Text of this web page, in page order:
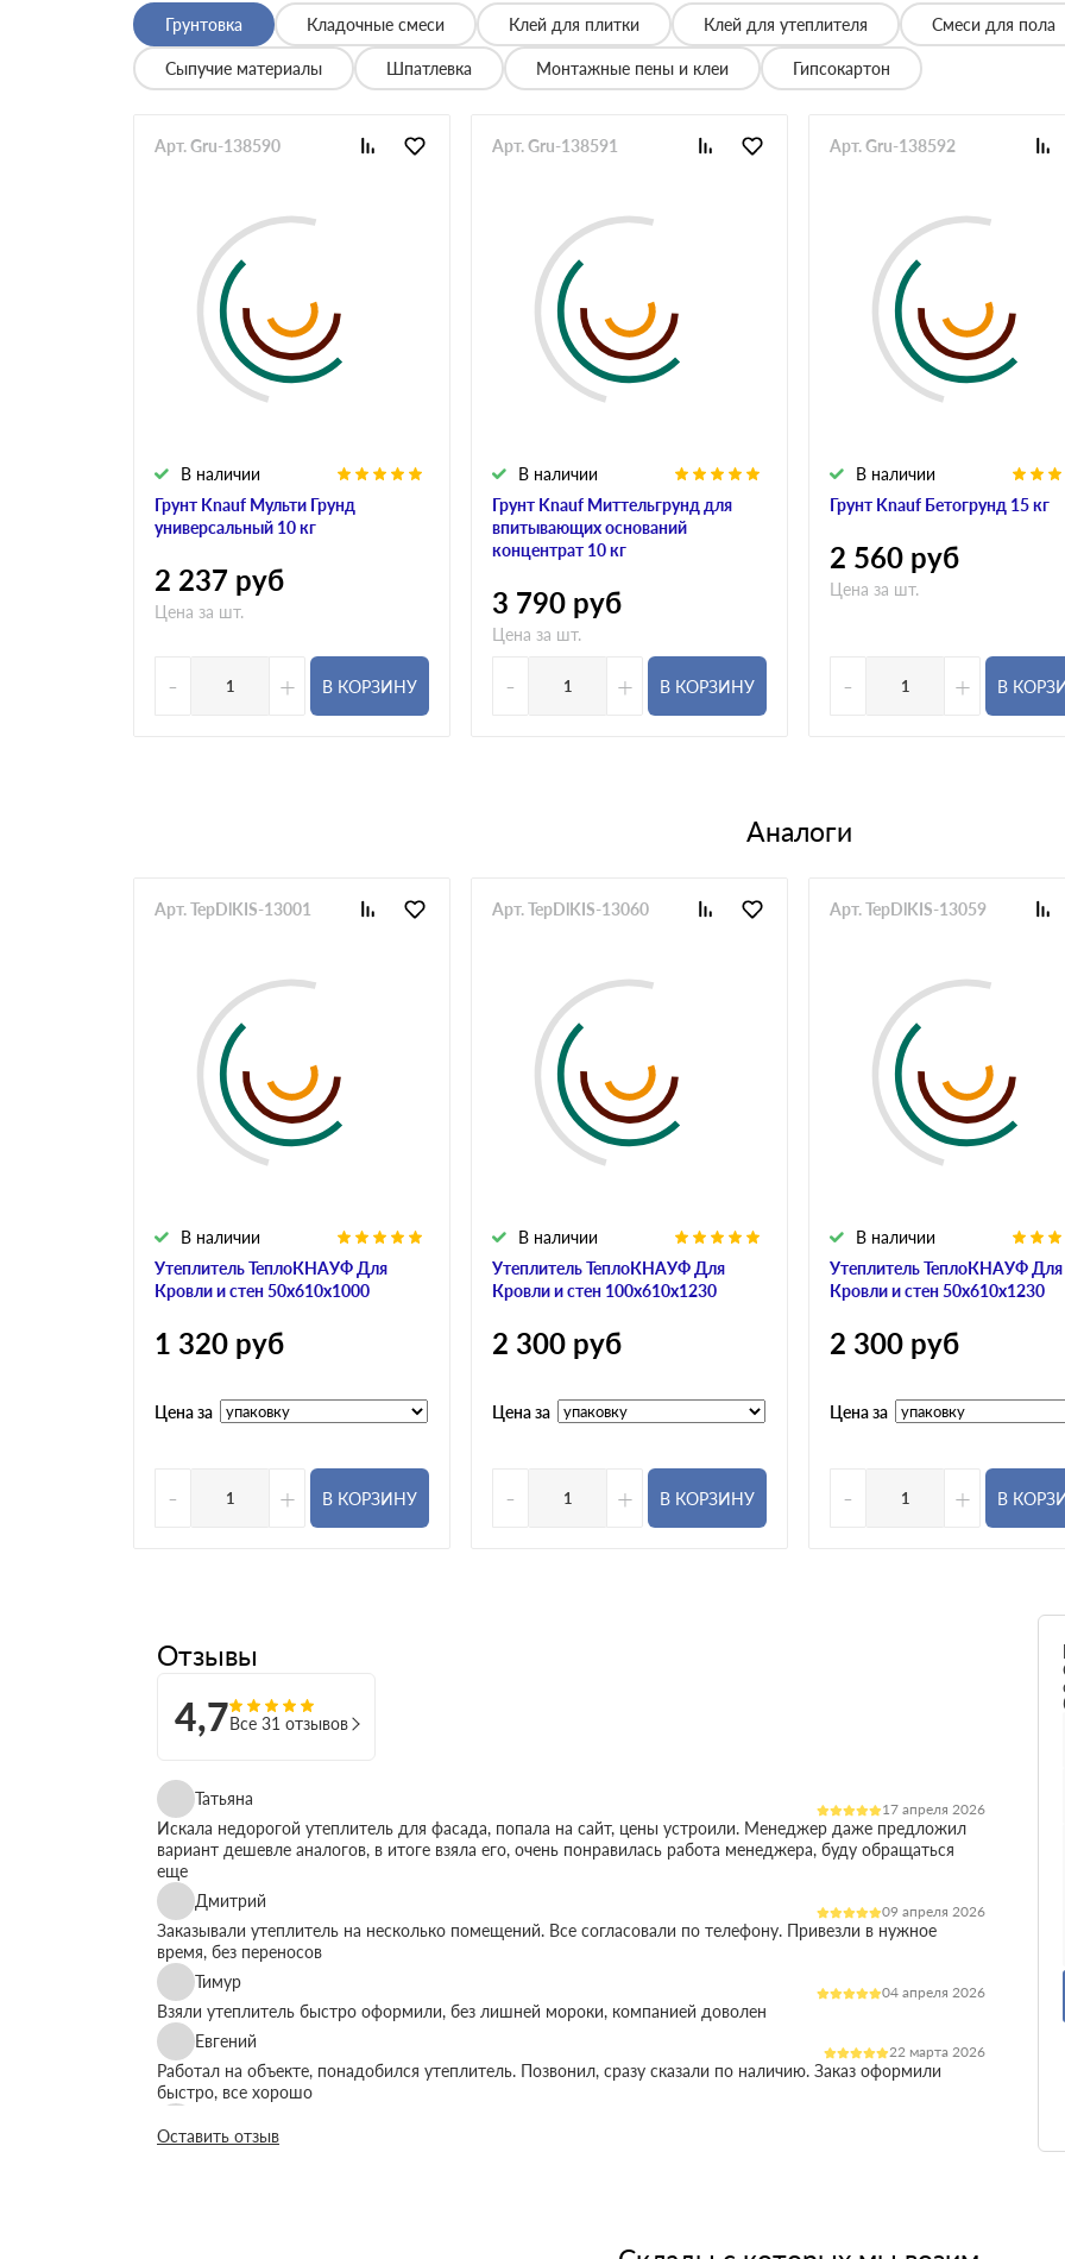
Грунтовка Кладочные смеси Клей для плитки Клей для утеплителя Смеси для пола
Сыпучие материалы Шпатлевка Монтажные пены и клеи Гипсокартон
Грунт Knauf Мульти Грунд
универсальный 10 кг
В наличии
Арт. Gru-138590
2 237 руб
Цена за шт.
- + В КОРЗИНУ
Грунт Knauf Миттельгрунд для
впитывающих оснований
концентрат 10 кг
В наличии
Арт. Gru-138591
3 790 руб
Цена за шт.
- + В КОРЗИНУ
Грунт Knauf Бетогрунд 15 кг
В наличии
Арт. Gru-138592
2 560 руб
Цена за шт.
- + В
Аналоги
Утеплитель ТеплоКНАУФ Для
Кровли и стен 50х610х1000
В наличии
Арт. TepDlKIS-13001
1 320 руб
Цена за
- + В КОРЗИНУ
Утеплитель ТеплоКНАУФ Для
Кровли и стен 100х610х1230
В наличии
Арт. TepDlKIS-13060
2 300 руб
Цена за
- + В КОРЗИНУ
Утеплитель ТеплоКНАУФ Для
Кровли и стен 50х610х1230
В наличии
Арт. TepDlKIS-13059
2 300 руб
Цена за
- + В
Отзывы
4,7Все 31 отзывов
Татьяна
17 апреля 2026
Искала недорогой утеплитель для фасада, попала на сайт, цены устроили. Менеджер даже предложил
вариант дешевле аналогов, в итоге взяла его, очень понравилась работа менеджера, буду обращаться
еще
Дмитрий
09 апреля 2026
Заказывали утеплитель на несколько помещений. Все согласовали по телефону. Привезли в нужное
время, без переносов
Тимур
04 апреля 2026
Взяли утеплитель быстро оформили, без лишней мороки, компанией доволен
Евгений
22 марта 2026
Работал на объекте, понадобился утеплитель. Позвонил, сразу сказали по наличию. Заказ оформили
быстро, все хорошо
Все по телефону объяснили просто, без сложных слов. Доставили быстро, помогли с выбором
01 февраля 2026
Оставить отзыв